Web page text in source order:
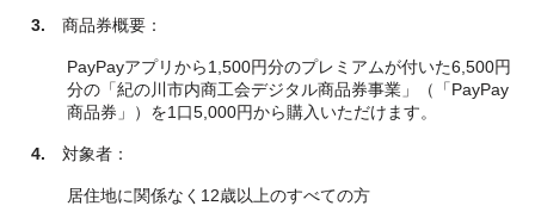
3. 商品券概要：
PayPayアプリから1,500円分のプレミアムが付いた6,500円
分の「紀の川市内商工会デジタル商品券事業」（「PayPay
商品券」）を1口5,000円から購入いただけます。
4. 対象者：
居住地に関係なく12歳以上のすべての方